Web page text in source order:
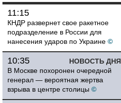
11:15
КНДР развернет свое ракетное
подразделение в России для
нанесения ударов по Украине ©
НОВОСТЬ ДНЯ
10:35
В Москве похоронен очередной
генерал — вероятная жертва
взрыва в центре столицы ©